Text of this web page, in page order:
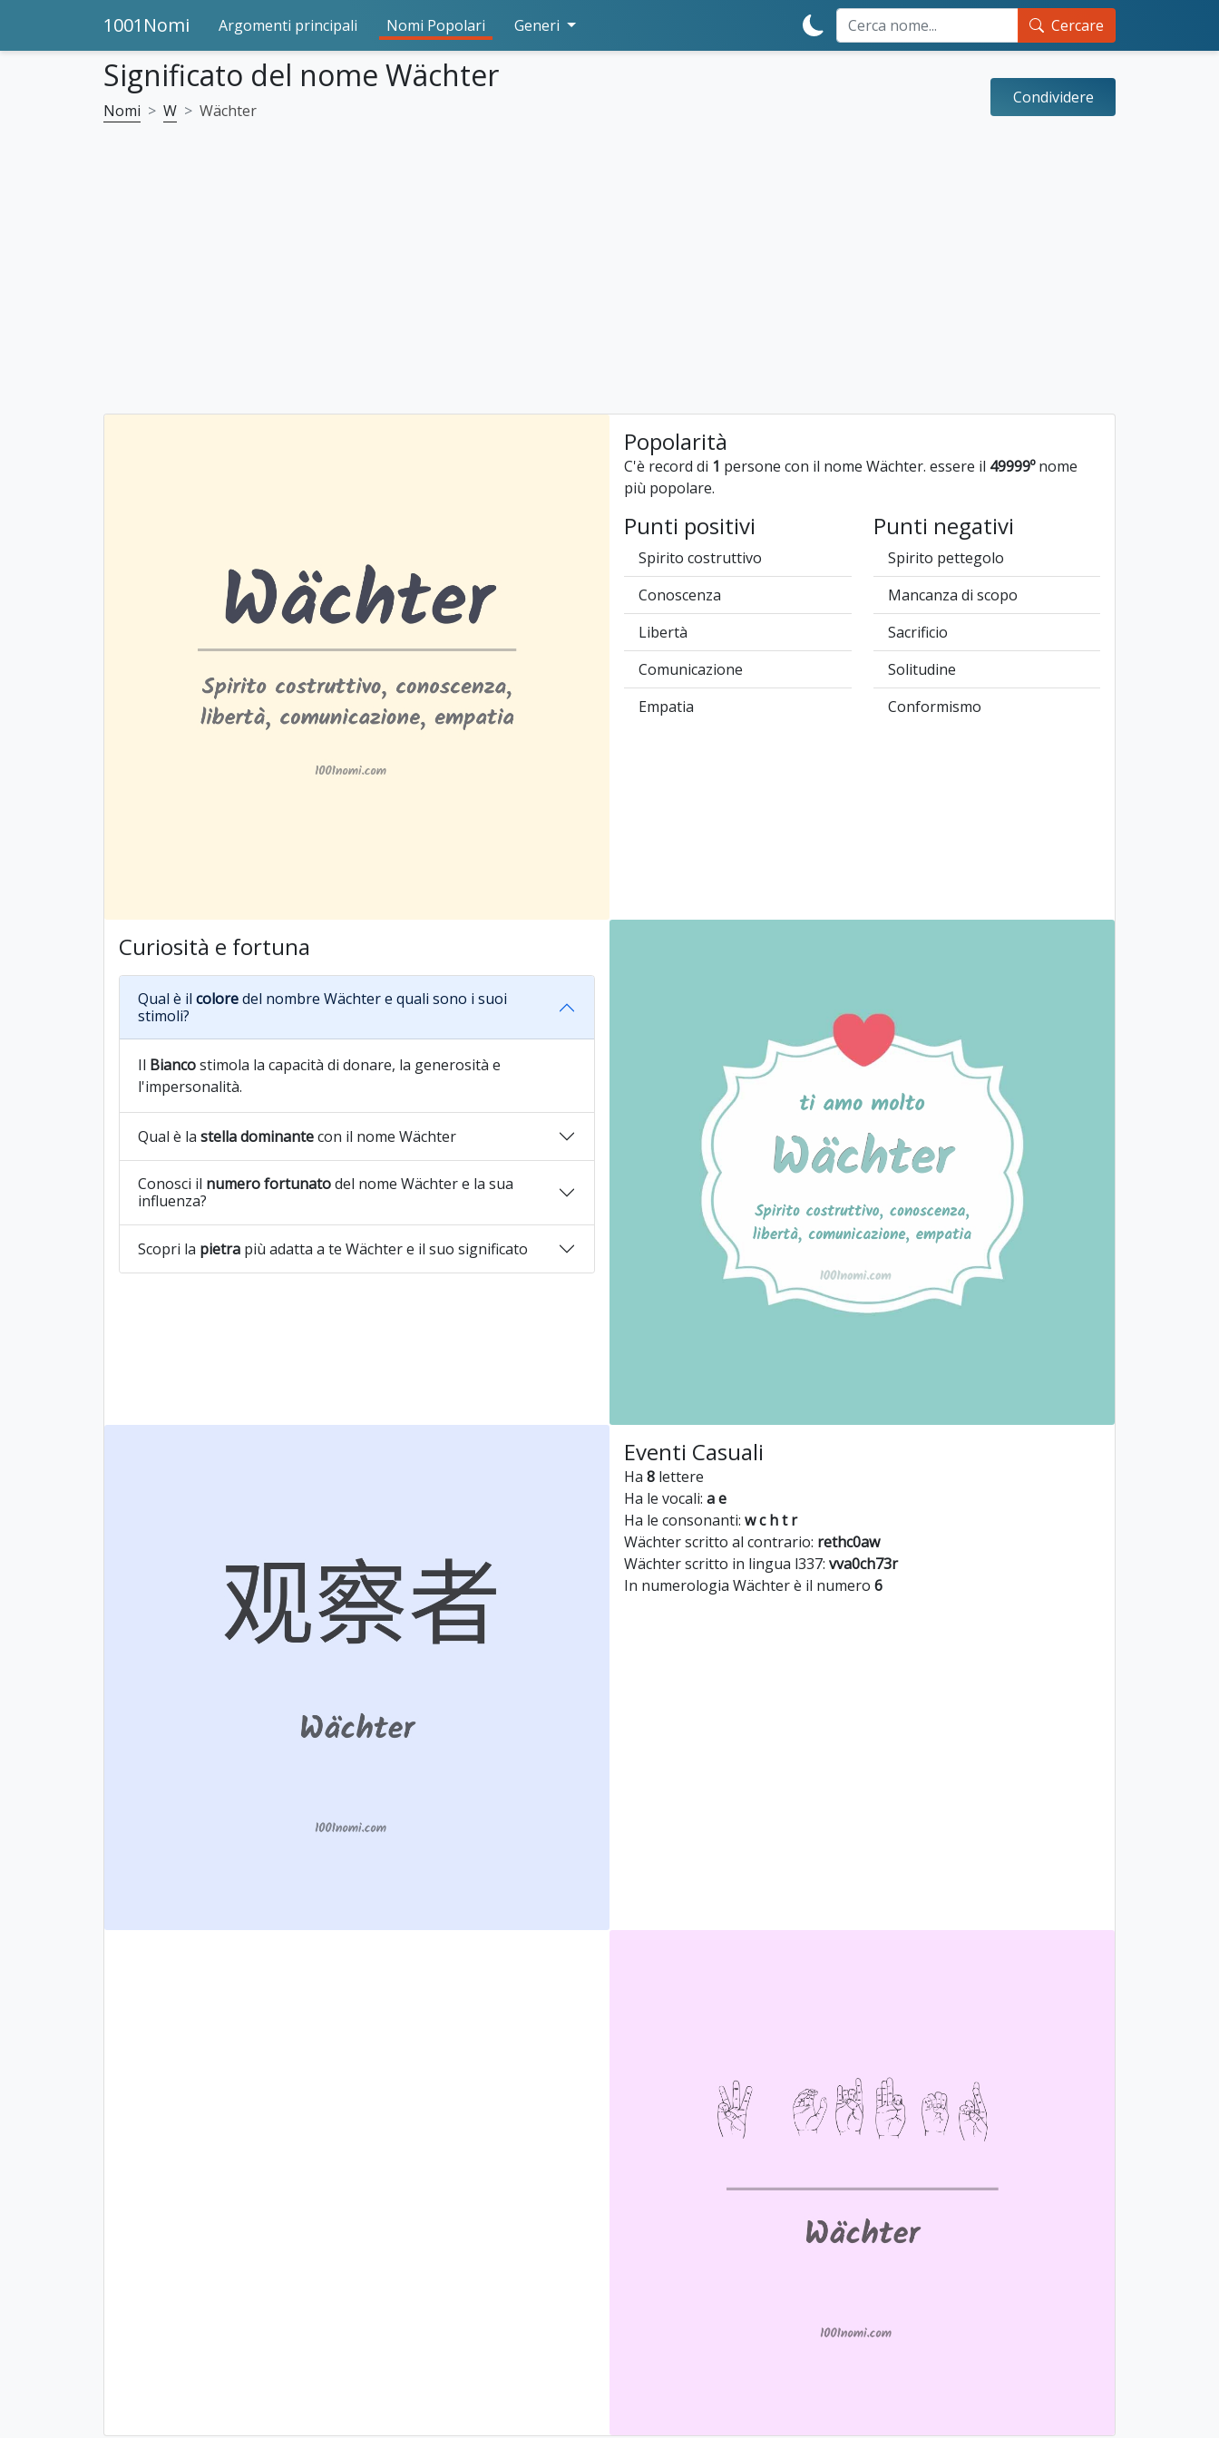
1001Nomi Argomenti principali Nomi Popolari Generi Cercare
Significato del nome Wächter
Nomi W Wächter
Condividere
Popolarità
C'è record di 1 persone con il nome Wächter. essere il 49999ºnome
più popolare.
Punti positivi
Spirito costruttivo
Conoscenza
Libertà
Comunicazione
Empatia
Punti negativi
Spirito pettegolo
Mancanza di scopo
Sacrificio
Solitudine
Conformismo
Curiosità e fortuna
Qual è il coloredel nombre Wächter e quali sono i suoi
stimoli?
Il Biancostimola la capacità di donare, la generosità e
l'impersonalità.
Qual è la stella dominantecon il nome Wächter
Conosci il numero fortunatodel nome Wächter e la sua
influenza?
Scopri la pietra più adatta a te Wächter e il suo significato
Eventi Casuali
Ha 8 lettere
Ha le vocali: a e
Ha le consonanti: w c h t r
Wächter scritto al contrario: rethc0aw
Wächter scritto in lingua l337: vva0ch73r
In numerologia Wächter è il numero 6